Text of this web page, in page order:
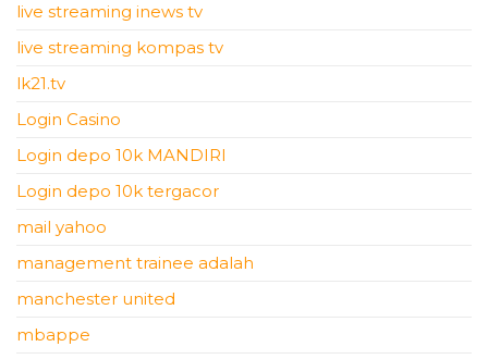
live streaming inews tv
live streaming kompas tv
lk21.tv
Login Casino
Login depo 10k MANDIRI
Login depo 10k tergacor
mail yahoo
management trainee adalah
manchester united
mbappe